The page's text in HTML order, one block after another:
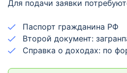
Для подачи заявки
Паспорт гражданина РФ
Второй документ:
Справка о доходах: по